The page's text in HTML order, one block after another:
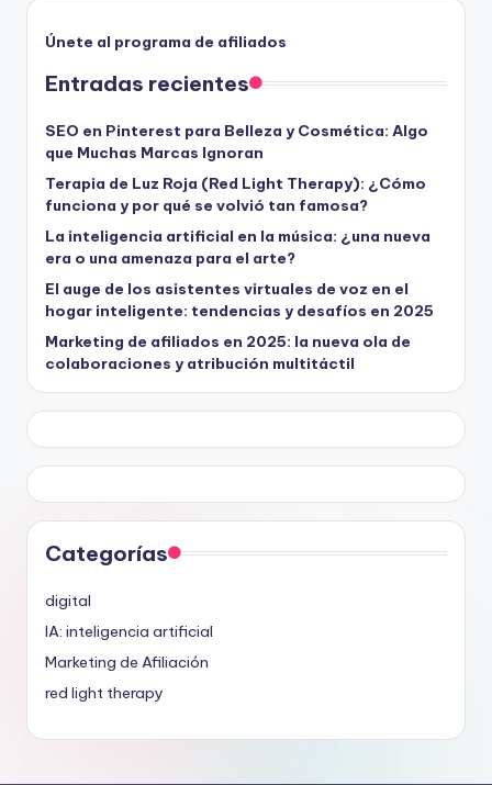
Únete al programa de afiliados
Entradas recientes
SEO en Pinterest para Belleza y Cosmética: Algo
que Muchas Marcas Ignoran
Terapia de Luz Roja (Red Light Therapy): ¿Cómo
funciona y por qué se volvió tan famosa?
La inteligencia artificial en la música: ¿una nueva
era o una amenaza para el arte?
El auge de los asistentes virtuales de voz en el
hogar inteligente: tendencias y desafíos en 2025
Marketing de afiliados en 2025: la nueva ola de
colaboraciones y atribución multitáctil
Categorías
digital
IA: inteligencia artificial
Marketing de Afiliación
red light therapy